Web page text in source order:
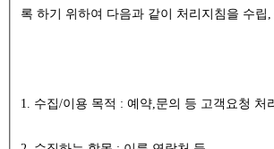
록 하기 위하여 다음과 같이 처리지침을 수립
1. 수집/이용 목적 : 예약,문의 등 고객요청 처